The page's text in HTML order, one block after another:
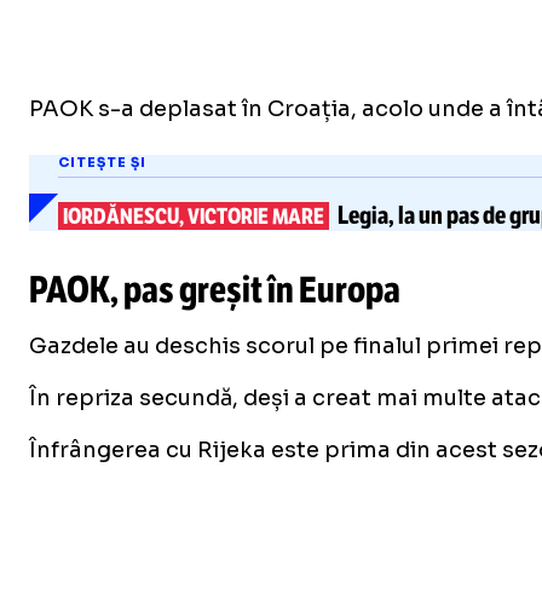
PAOK s-a deplasat în Croația, acolo unde a
CITEȘTE ȘI
IORDĂNESCU, VICTORIE MARE Legia, la un pas de
PAOK, pas greșit în Europa
Gazdele au deschis scorul pe finalul primei
În repriza secundă, deși a creat mai multe
Înfrângerea cu Rijeka este prima din acest